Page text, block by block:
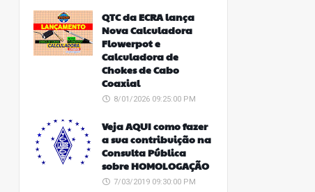
QTC da ECRA lança
Nova Calculadora
Flowerpot e
Calculadora de
Chokes de Cabo
Coaxial
8/01/2026 09:25:00 PM
Veja AQUI como fazer
a sua contribuição na
Consulta Pública
sobre HOMOLOGAÇÃO
7/03/2019 09:30:00 PM